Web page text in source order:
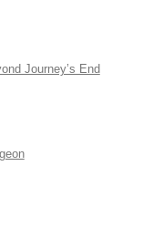
Journey’s End